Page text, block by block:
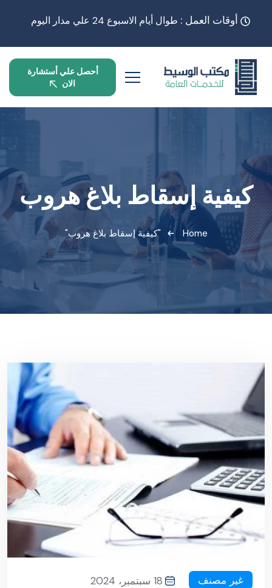
أوقات العمل : طوال أيام الاسبوع 24 علي مدار اليوم
أحصل علي أستشارة
الان
كيفية إسقاط بلاغ هروب
Home "كيفية إسقاط بلاغ هروب"
غير مصنف 18 سبتمبر، 2024